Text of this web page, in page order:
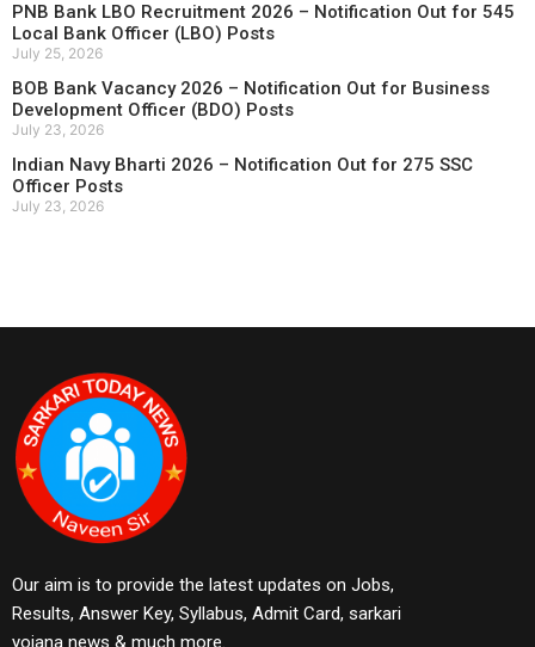
PNB Bank LBO Recruitment 2026 – Notification Out for 545
Local Bank Officer (LBO) Posts
July 25, 2026
BOB Bank Vacancy 2026 – Notification Out for Business
Development Officer (BDO) Posts
July 23, 2026
Indian Navy Bharti 2026 – Notification Out for 275 SSC
Officer Posts
July 23, 2026
Our aim is to provide the latest updates on Jobs,
Results, Answer Key, Syllabus, Admit Card, sarkari
yojana news & much more.